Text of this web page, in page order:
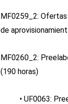
MF0259_2:
de
MF0260_2:
(190 horas)
• UF0063: